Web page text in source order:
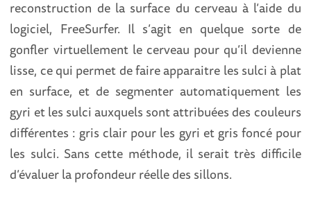
reconstruction de la surface du cerveau à l’aide du
logiciel, FreeSurfer. Il s’agit en quelque sorte de
gonfler virtuellement le cerveau pour qu’il devienne
lisse, ce qui permet de faire apparaitre les sulci à plat
en surface, et de segmenter automatiquement les
gyri et les sulci auxquels sont attribuées des couleurs
différentes : gris clair pour les gyri et gris foncé pour
les sulci. Sans cette méthode, il serait très difficile
d’évaluer la profondeur réelle des sillons.